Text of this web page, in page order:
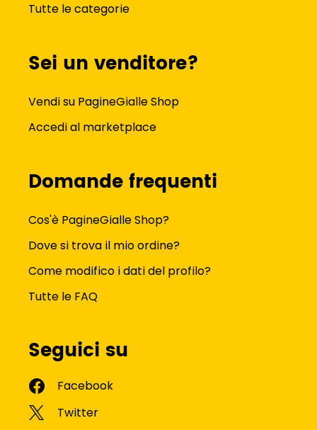
Tutte le categorie
Sei un venditore?
Vendi su PagineGialle Shop
Accedi al marketplace
Domande frequenti
Cos'è PagineGialle Shop?
Dove si trova il mio ordine?
Come modifico i dati del profilo?
Tutte le FAQ
Seguici su